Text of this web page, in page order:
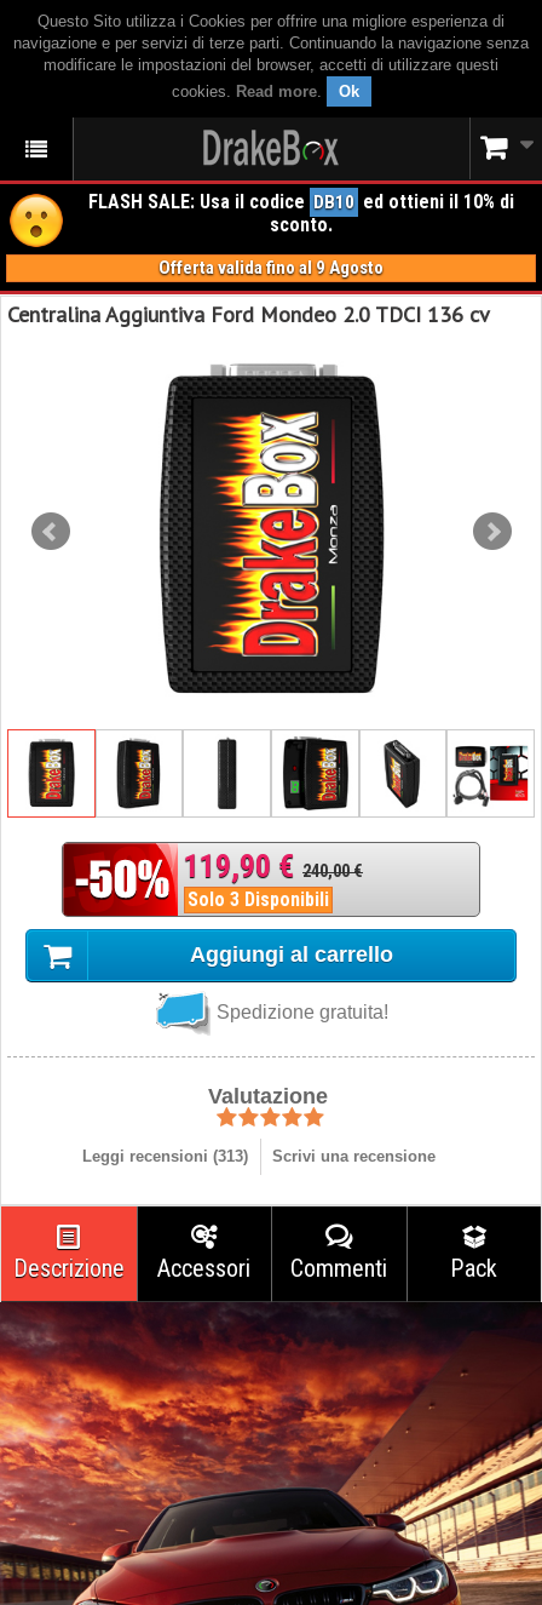
Questo Sito utilizza i Cookies per offrire una migliore esperienza di
navigazione e per servizi di terze parti. Continuando la navigazione senza
modificare le impostazioni del browser, accetti di utilizzare questi
cookies. Read more. Ok
FLASH SALE: Usa il codice DB10 ed ottieni il 10% di
sconto.
Offerta valida fino al 9 Agosto
Centralina Aggiuntiva Ford Mondeo 2.0 TDCI 136 cv
119,90 € 240,00 €
Solo 3 Disponibili
Aggiungi al carrello
Spedizione gratuita!
Valutazione
Leggi recensioni (313) Scrivi una recensione
Descrizione Accessori Commenti Pack